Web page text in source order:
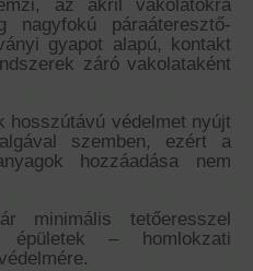
az akril vakolatokra
nagyfokú páraáteresztő-
gyapot alapú, kontakt
záró vakolataként
hosszútávú védelmet nyújt
szemben, ezért a
hozzáadása nem
minimális tetőeresszel
épületek – homlokzati